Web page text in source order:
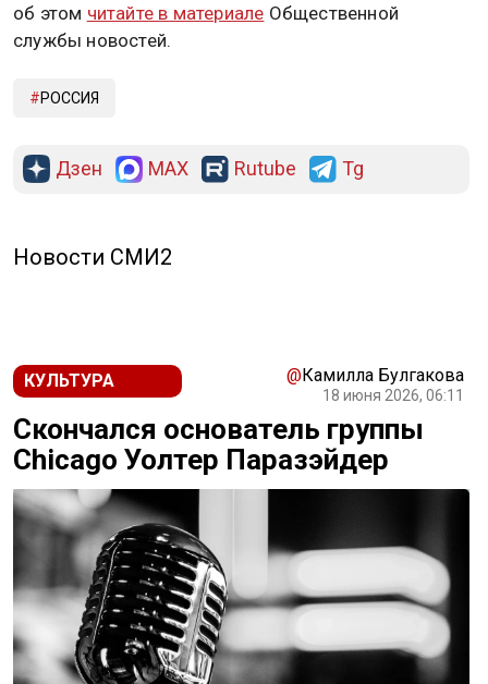
об этом читайте в материале Общественной
службы новостей.
РОССИЯ
Дзен MAX Rutube Tg
Новости СМИ2
КУЛЬТУРА @Камилла Булгакова
18 июня 2026, 06:11
Скончался основатель группы
Chicago Уолтер Паразэйдер